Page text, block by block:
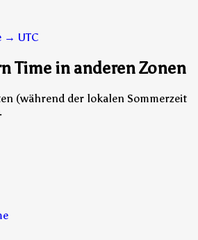
→ UTC
Time in anderen Zonen
(während der lokalen Sommerzeit